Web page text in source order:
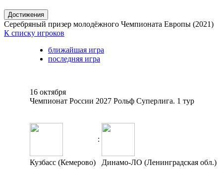
Достижения
Серебряный призер молодёжного Чемпионата Европы (2021)
К списку игроков
ближайшая игра
последняя игра
16 октября
Чемпионат России 2027 Рольф Суперлига. 1 тур
:
Кузбасс (Кемерово) Динамо-ЛО (Ленинградская обл.)